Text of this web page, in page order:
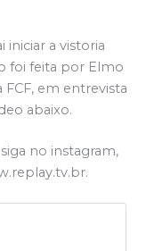
iniciar a vistoria
foi feita por Elmo
em entrevista
abaixo.
no instagram,